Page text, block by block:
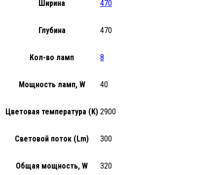
Ширина 470
Глубина 470
Кол-во ламп 8
Мощность ламп, W 40
Цветовая температура (K) 2900
Световой поток (Lm) 300
Общая мощность, W 320